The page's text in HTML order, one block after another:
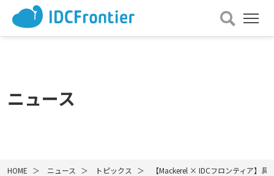
メ
ニュー
を
ニュース
HOME ニュース トピックス 【Mackerel × IDCフロンティア】